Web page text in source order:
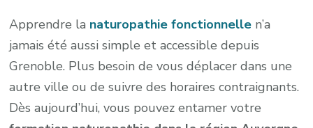
Apprendre la naturopathie fonctionnelle n’a
jamais été aussi simple et accessible depuis
Grenoble. Plus besoin de vous déplacer dans une
autre ville ou de suivre des horaires contraignants.
Dès aujourd’hui, vous pouvez entamer votre